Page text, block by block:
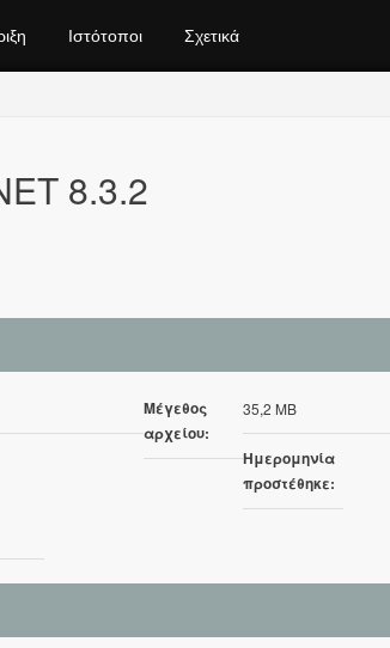
Ιστότοποι Σχετικά
8.3.2
Μέγεθος
αρχείου:
35,2 MB
Ημερομηνία
προστέθηκε: